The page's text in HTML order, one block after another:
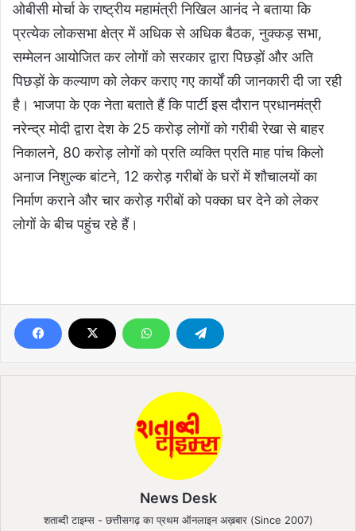
ओबीसी मोर्चा के राष्ट्रीय महामंत्री निखिल आनंद ने बताया कि
प्रत्येक लोकसभा क्षेत्र में अधिक से अधिक बैठक, नुक्कड़ सभा,
सम्मेलन आयोजित कर लोगों को सरकार द्वारा पिछड़ों और अति
पिछड़ों के कल्याण को लेकर कराए गए कार्यों की जानकारी दी जा रही
है। भाजपा के एक नेता बताते हैं कि पार्टी इस दौरान प्रधानमंत्री
नरेन्द्र मोदी द्वारा देश के 25 करोड़ लोगों को गरीबी रेखा से बाहर
निकालने, 80 करोड़ लोगों को प्रति व्यक्ति प्रति माह पांच किलो
अनाज निशुल्क बांटने, 12 करोड़ गरीबों के घरों में शौचालयों का
निर्माण कराने और चार करोड़ गरीबों को पक्का घर देने को लेकर
लोगों के बीच पहुंच रहे हैं।
News Desk
शताब्दी टाइम्स - छत्तीसगढ़ का प्रथम ऑनलाइन अख़बार (Since 2007)